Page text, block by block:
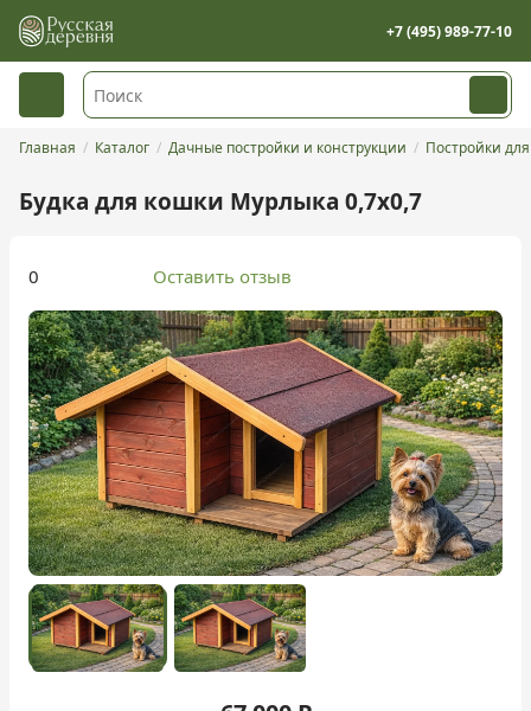
+7 (495) 989-77-10
Главная Каталог Дачные постройки и конструкции Постройки
Будка для кошки Мурлыка 0,7х0,7
0 Оставить отзыв